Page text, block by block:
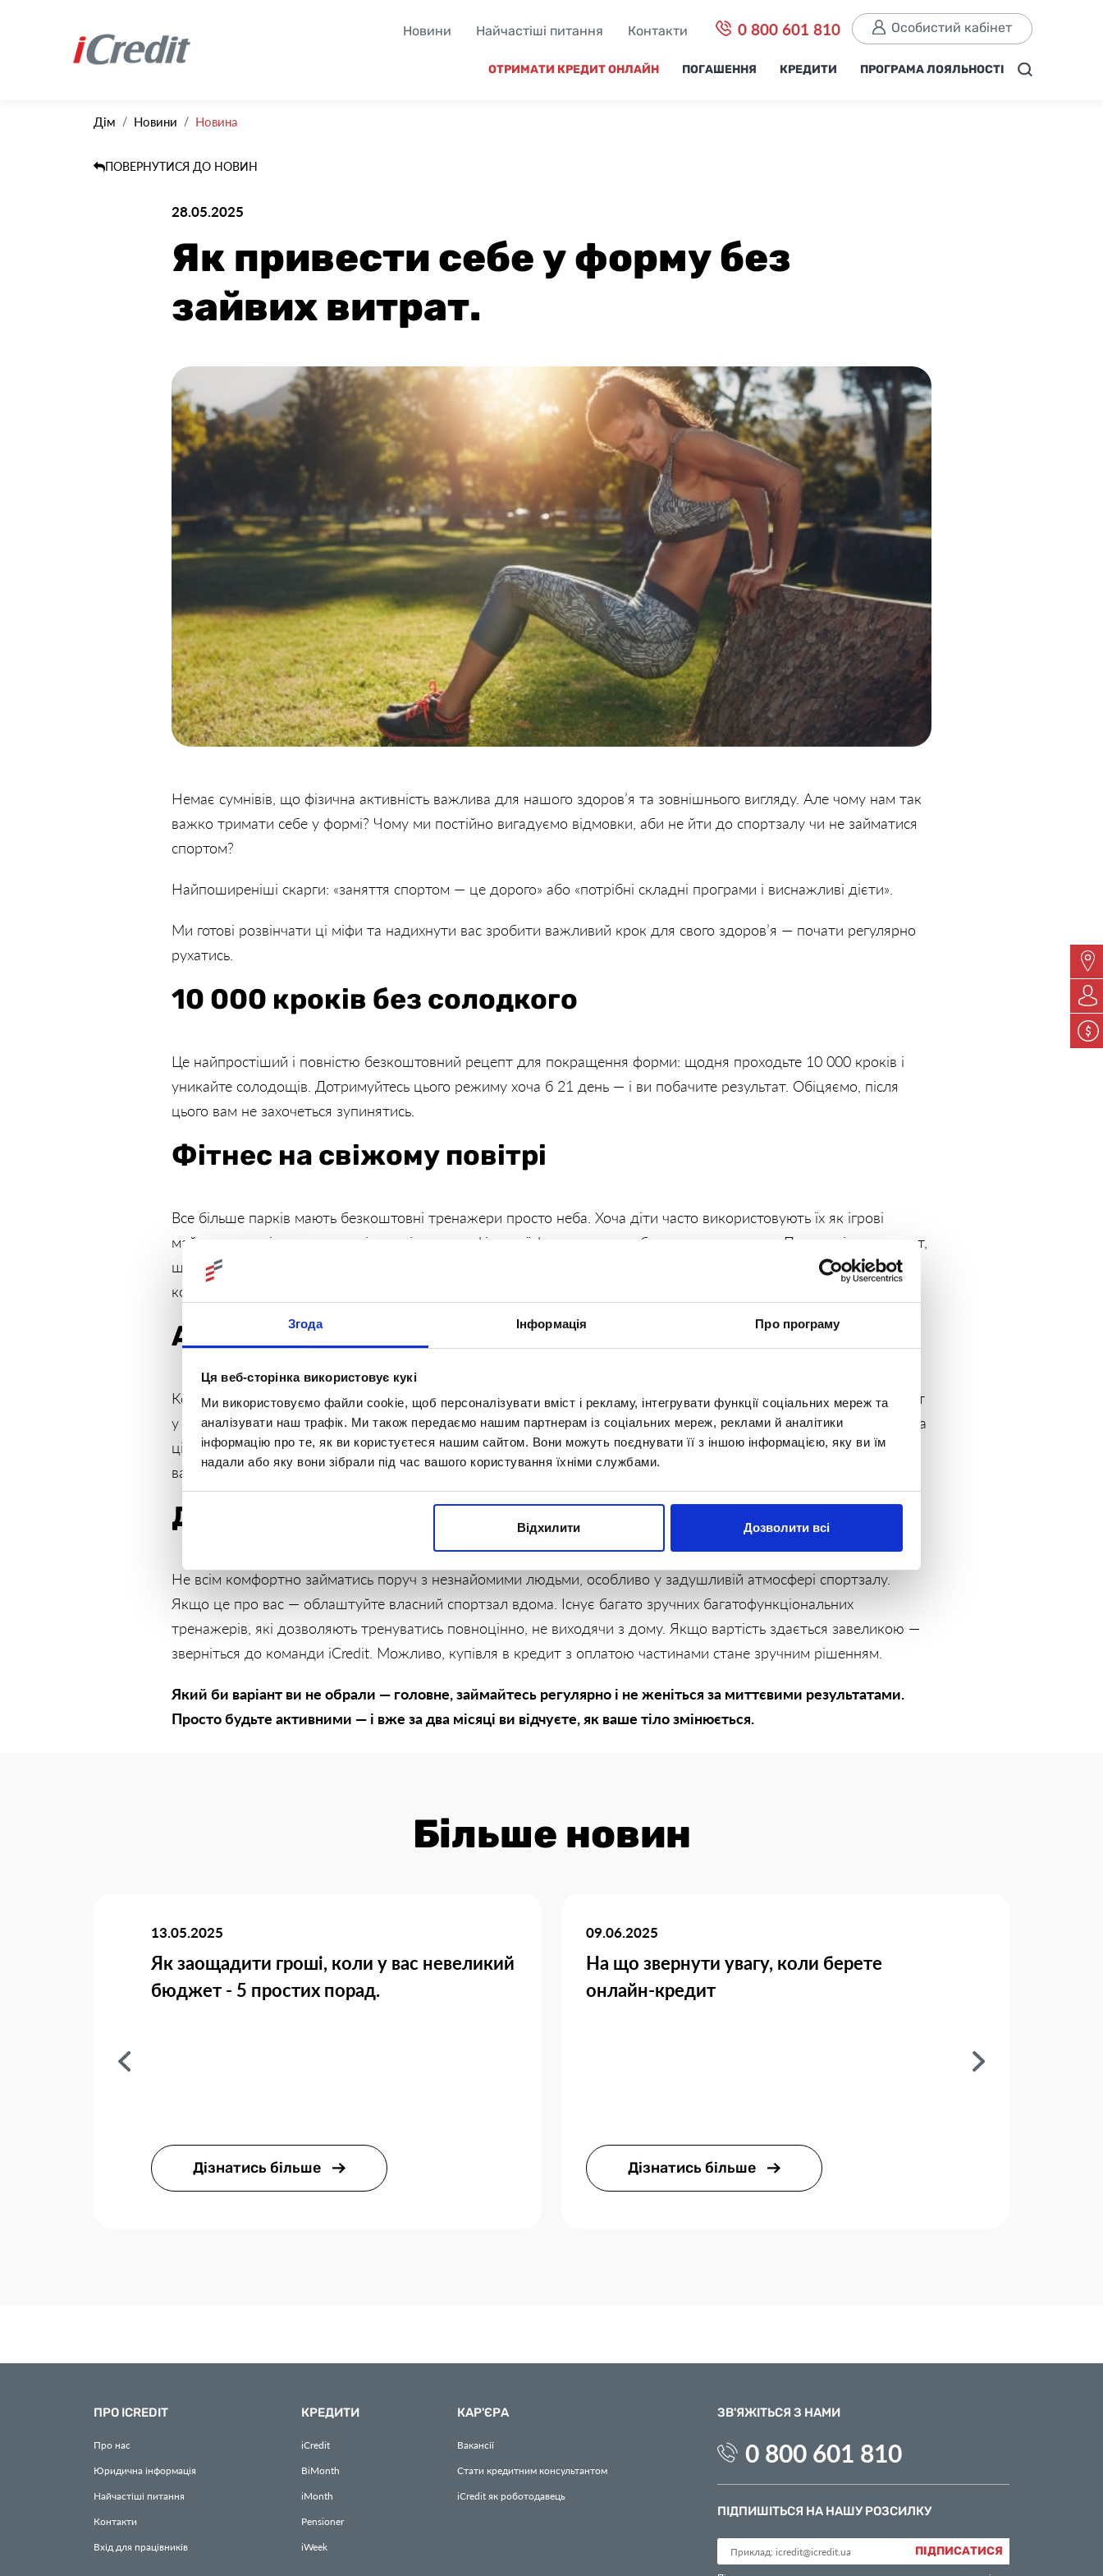
Згода Інформація Про програму
Ця веб-сторінка використовує кукі
Ми використовуємо файли cookie, щоб персоналізувати вміст і рекламу, інтегрувати функції соціальних мереж та
аналізувати наш трафік. Ми також передаємо нашим партнерам із соціальних мереж, реклами й аналітики
інформацію про те, як ви користуєтеся нашим сайтом. Вони можуть поєднувати її з іншою інформацією, яку ви їм
надали або яку вони зібрали під час вашого користування їхніми службами.
Відхилити Дозволити всі
Новини Найчастіші питання Контакти 0 800 601 810 Особистий кабінет
ОТРИМАТИ КРЕДИТ ОНЛАЙН ПОГАШЕННЯ КРЕДИТИ ПРОГРАМА ЛОЯЛЬНОСТІ
Дім Новини Новина
ПОВЕРНУТИСЯ ДО НОВИН
28.05.2025
Як привести себе у форму без
зайвих витрат.
Немає сумнівів, що фізична активність важлива для нашого здоров’я та зовнішнього вигляду. Але чому нам так
важко тримати себе у формі? Чому ми постійно вигадуємо відмовки, аби не йти до спортзалу чи не займатися
спортом?
Найпоширеніші скарги: «заняття спортом — це дорого» або «потрібні складні програми і виснажливі дієти».
Ми готові розвінчати ці міфи та надихнути вас зробити важливий крок для свого здоров’я — почати регулярно
рухатись.
10 000 кроків без солодкого
Це найпростіший і повністю безкоштовний рецепт для покращення форми: щодня проходьте 10 000 кроків і
уникайте солодощів. Дотримуйтесь цього режиму хоча б 21 день — і ви побачите результат. Обіцяємо, після
цього вам не захочеться зупинятись.
Фітнес на свіжому повітрі
Все більше парків мають безкоштовні тренажери просто неба. Хоча діти часто використовують їх як ігрові
майданчики, ці зони створені для підтримки фізичної форми людьми будь-якого достатку. Прокладіть маршрут,
що веде до такого спортмайданчика після перших 5 000 кроків. Виконайте 3 підходи по 15 повторень на
кожному тренажері — і отримаєте чудове тонізуюче тренування без жодних витрат.
Абонемент у спортзал на 6 місяців
Коли ви за щось заплатили — важче це кинути. Застосуйте цей психологічний трюк до себе — купіть абонемент
у спортзал на 6 місяців. Так, початкові витрати можуть здатись суттєвими, але чим довший термін — тим нижча
ціна за кожне відвідування. Якщо потрібно — скористайтесь онлайн-кредитом від iCredit, щоб зробити цю
важливу інвестицію у своє здоров’я.
Домашній спортзал
Не всім комфортно займатись поруч з незнайомими людьми, особливо у задушливій атмосфері спортзалу.
Якщо це про вас — облаштуйте власний спортзал вдома. Існує багато зручних багатофункціональних
тренажерів, які дозволяють тренуватись повноцінно, не виходячи з дому. Якщо вартість здається завеликою —
зверніться до команди iCredit. Можливо, купівля в кредит з оплатою частинами стане зручним рішенням.
Який би варіант ви не обрали — головне, займайтесь регулярно і не женіться за миттєвими результатами.
Просто будьте активними — і вже за два місяці ви відчуєте, як ваше тіло змінюється.
Більше новин
13.05.2025
Як заощадити гроші, коли у вас невеликий
бюджет - 5 простих порад.
Дізнатись більше
09.06.2025
На що звернути увагу, коли берете
онлайн-кредит
Дізнатись більше
ПРО ICREDIT
Про нас
Юридична інформація
Найчастіші питання
Контакти
Вхід для працівників
КРЕДИТИ
iCredit
BiMonth
iMonth
Pensioner
iWeek
КАР'ЄРА
Вакансії
Стати кредитним консультантом
iCredit як роботодавець
ЗВ'ЯЖІТЬСЯ З НАМИ
0 800 601 810
ПІДПИШІТЬСЯ НА НАШУ РОЗСИЛКУ
ПІДПИСАТИСЯ